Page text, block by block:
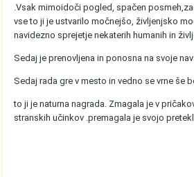
.Vsak mimoidoči pogled, spačen
vse to ji je ustvarilo močnejšo, življenjsko
navidezno sprejetje nekaterih humanih in
Sedaj je prenovljena in ponosna na svoje
Sedaj rada gre v mesto in vedno se vrne še
to ji je naturna nagrada. Zmagala je v
stranskih učinkov .premagala je svojo